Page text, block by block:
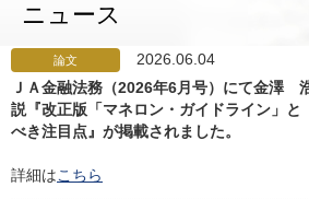
ニュース
論文
2026.06.04
ＪＡ金融法務（2026年6月号）にて金澤
説『改正版「マネロン・ガイドライン」と
べき注目点』が掲載されました。
詳細はこちら